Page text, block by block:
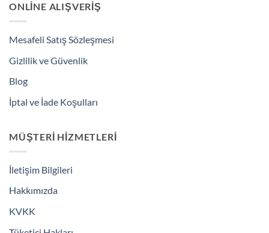
ONLINE ALIŞVERIŞ
Mesafeli Satış Sözleşmesi
Gizlilik ve Güvenlik
Blog
İptal ve İade Koşulları
MÜŞTERI HIZMETLERI
İletişim Bilgileri
Hakkımızda
KVKK